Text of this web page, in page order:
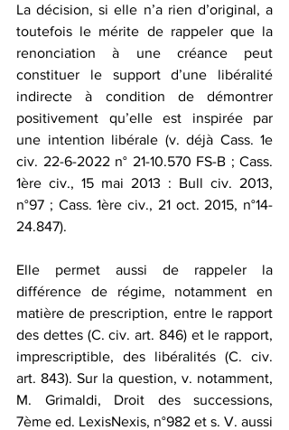
La décision, si elle n’a rien d’original, a
toutefois le mérite de rappeler que la
renonciation à une créance peut
constituer le support d’une libéralité
indirecte à condition de démontrer
positivement qu’elle est inspirée par
une intention libérale (v. déjà Cass. 1e
civ. 22-6-2022 n° 21-10.570 FS-B ; Cass.
1ère civ., 15 mai 2013 : Bull civ. 2013,
n°97 ; Cass. 1ère civ., 21 oct. 2015, n°14-
24.847).
Elle permet aussi de rappeler la
différence de régime, notamment en
matière de prescription, entre le rapport
des dettes (C. civ. art. 846) et le rapport,
imprescriptible, des libéralités (C. civ.
art. 843). Sur la question, v. notamment,
M. Grimaldi, Droit des successions,
7ème ed. LexisNexis, n°982 et s. V. aussi